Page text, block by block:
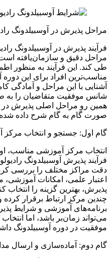
مراحل پذیرش در آوسبیلدونگ
فرآیند پذیرش در آوسبیلدونگ
مراحل دقیق و سازمان‌یافته است
طی کند. این فرآیند به منظور
مناسب‌ترین افراد برای این
آشنایی با این مراحل و آمادگی
شانس موفقیت متقاضیان را به
همین رو مراحل اصلی پذیرش در
صورت گام به گام شرح داده
گام اول: جستجو و انتخاب مرکز
انتخاب مرکز آموزشی مناسب،
فرآیند پذیرش آوسبیلدونگ
دقت مراکز مختلف را بررسی کرده
اعتبار علمی، امکانات
پذیرش، بهترین گزینه را
چندین مرکز ارتباط برقرار
برنامه‌های آموزشی و شرایط
می‌تواند زمان‌بر باشد، اما
موفقیت در دوره آوسبیلدونگ
گام دوم: آماده‌سازی و ارسال